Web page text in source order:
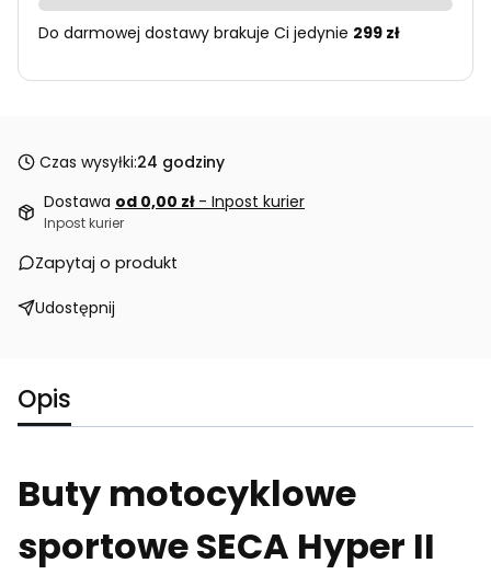
Do darmowej dostawy brakuje Ci jedynie 299 zł
Czas wysyłki:24 godziny
Dostawa od 0,00 zł - Inpost kurier
Inpost kurier
Zapytaj o produkt
Udostępnij
Opis
Buty motocyklowe
sportowe SECA Hyper II